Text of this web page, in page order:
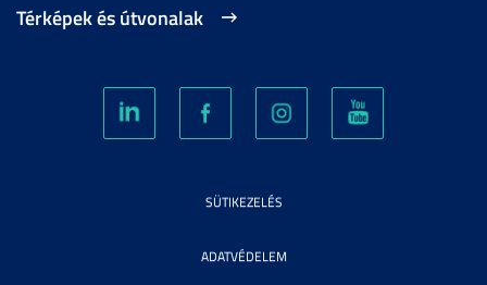
Térképek és útvonalak
SÜTIKEZELÉS
ADATVÉDELEM